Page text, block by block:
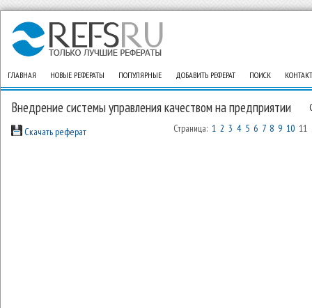
ГЛАВНАЯ НОВЫЕ РЕФЕРАТЫ ПОПУЛЯРНЫЕ ДОБАВИТЬ РЕФЕРАТ ПОИСК
Внедрение системы управления качеством на предприятии
Скачать реферат Страница: 1 2 3 4 5 6 7 8 9 10 11